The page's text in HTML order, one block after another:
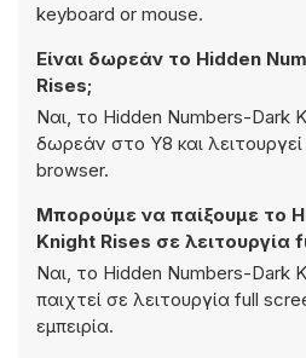
keyboard or mouse.
Είναι δωρεάν το Hidden
Rises;
Ναι, το Hidden Numbers-Dark
δωρεάν στο Y8 και
browser.
Μπορούμε να παίξουμε το
Knight Rises σε λειτουργία
Ναι, το Hidden Numbers-Dark
παιχτεί σε λειτουργία full
εμπειρία.